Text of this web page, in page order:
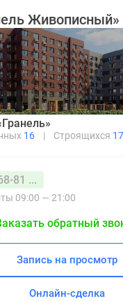
Живописный»
16 | Строящихся 17
81 ...
09:00 — 21:00
обратный
Запись на просмотр
Онлайн-сделка